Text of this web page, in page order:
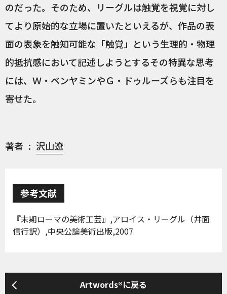
のだった。そのため、リーグルは触覚を視覚に対し
てより原始的な立場に置いたといえるが、作品の表
面の表象を触知可能な「触覚」という生理的・物理
的抵抗感において記述しようとするその特異な思考
には、Ｗ・ベンヤミンやＧ・ドゥルーズらも注目を
寄せた。
著者 沢山遼
参考文献
『末期ローマの美術工芸』,アロイス・リーグル（井面
信行訳）,中央公論美術出版,2007
Artwords®に戻る